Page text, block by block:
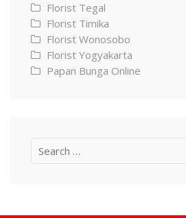
Florist Tegal
Florist Timika
Florist Wonosobo
Florist Yogyakarta
Papan Bunga Online
Search